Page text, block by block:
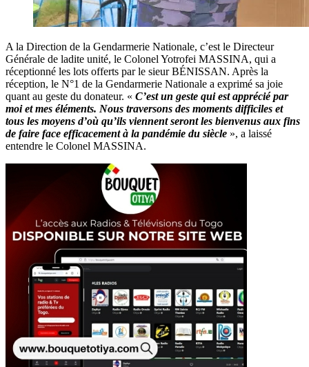
A la Direction de la Gendarmerie Nationale, c’est le Directeur
Générale de ladite unité, le Colonel Yotrofei MASSINA, qui a
réceptionné les lots offerts par le sieur BÉNISSAN. Après la
réception, le N°1 de la Gendarmerie Nationale a exprimé sa joie
quant au geste du donateur. « C’est un geste qui est apprécié par
moi et mes éléments. Nous traversons des moments difficiles et
tous les moyens d’où qu’ils viennent seront les bienvenus aux fins
de faire face efficacement à la pandémie du siècle », a laissé
entendre le Colonel MASSINA.